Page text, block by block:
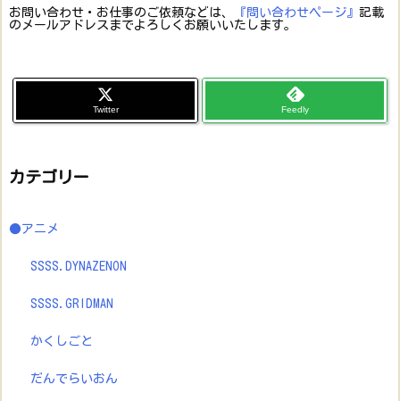
お問い合わせ・お仕事のご依頼などは、
『問い合わせページ』 記載
のメールアドレスまでよろしくお願いいたします。
Twitter Feedly
カテゴリー
●アニメ
SSSS.DYNAZENON
SSSS.GRIDMAN
かくしごと
だんでらいおん